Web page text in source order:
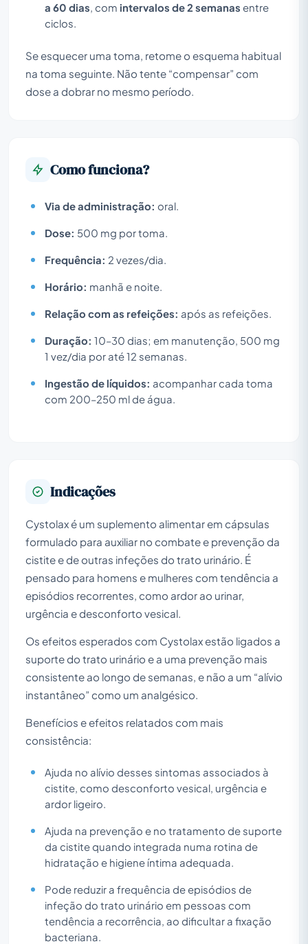
a 60 dias, com intervalos de 2 semanas entre
ciclos.
Se esquecer uma toma, retome o esquema habitual
na toma seguinte. Não tente “compensar” com
dose a dobrar no mesmo período.
Como funciona?
Via de administração: oral.
Dose: 500 mg por toma.
Frequência: 2 vezes/dia.
Horário: manhã e noite.
Relação com as refeições: após as refeições.
Duração: 10–30 dias; em manutenção, 500 mg
1 vez/dia por até 12 semanas.
Ingestão de líquidos: acompanhar cada toma
com 200–250 ml de água.
Indicações
Cystolax é um suplemento alimentar em cápsulas
formulado para auxiliar no combate e prevenção da
cistite e de outras infeções do trato urinário. É
pensado para homens e mulheres com tendência a
episódios recorrentes, como ardor ao urinar,
urgência e desconforto vesical.
Os efeitos esperados com Cystolax estão ligados a
suporte do trato urinário e a uma prevenção mais
consistente ao longo de semanas, e não a um “alívio
instantâneo” como um analgésico.
Benefícios e efeitos relatados com mais
consistência:
Ajuda no alívio desses sintomas associados à
cistite, como desconforto vesical, urgência e
ardor ligeiro.
Ajuda na prevenção e no tratamento de suporte
da cistite quando integrada numa rotina de
hidratação e higiene íntima adequada.
Pode reduzir a frequência de episódios de
infeção do trato urinário em pessoas com
tendência a recorrência, ao dificultar a fixação
bacteriana.